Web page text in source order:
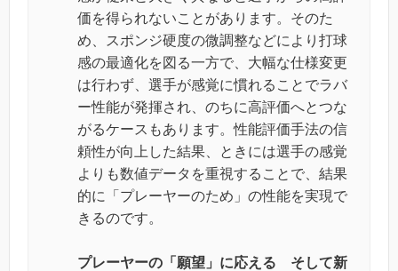
価を得られないことがあります。そのた
め、スポンジ硬度の微調整などにより打球
感の最適化を図る一方で、大幅な仕様変更
は行わず、選手が感覚に慣れることでラバ
ー性能が発揮され、のちに高評価へとつな
がるケースもあります。性能評価手法の信
頼性が向上した結果、ときには選手の感覚
よりも数値データを重視することで、結果
的に「プレーヤーのため」の性能を実現で
きるのです。
プレーヤーの「願望」に応える そして新